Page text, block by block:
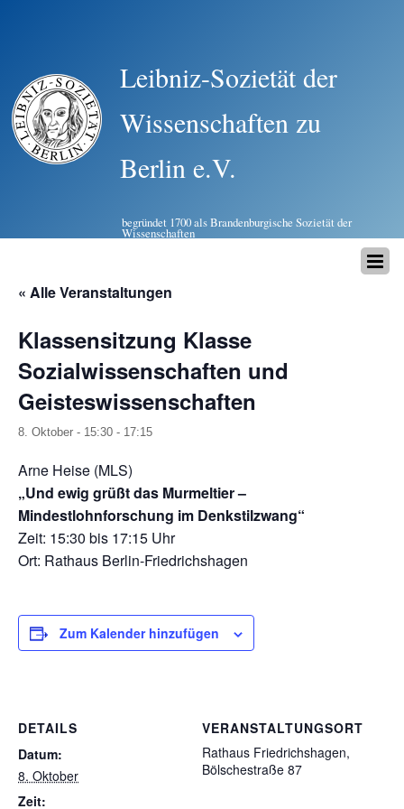
Leibniz-Sozietät der
Wissenschaften zu
Berlin e.V.
begründet 1700 als Brandenburgische Sozietät der
Wissenschaften
« Alle Veranstaltungen
Klassensitzung Klasse
Sozialwissenschaften und
Geisteswissenschaften
8. Oktober - 15:30 - 17:15
Arne Heise (MLS)
„Und ewig grüßt das Murmeltier –
Mindestlohnforschung im Denkstilzwang“
Zeit: 15:30 bis 17:15 Uhr
Ort: Rathaus Berlin-Friedrichshagen
Zum Kalender hinzufügen
DETAILS
Datum:
8. Oktober
Zeit:
VERANSTALTUNGSORT
Rathaus Friedrichshagen,
Bölschestraße 87